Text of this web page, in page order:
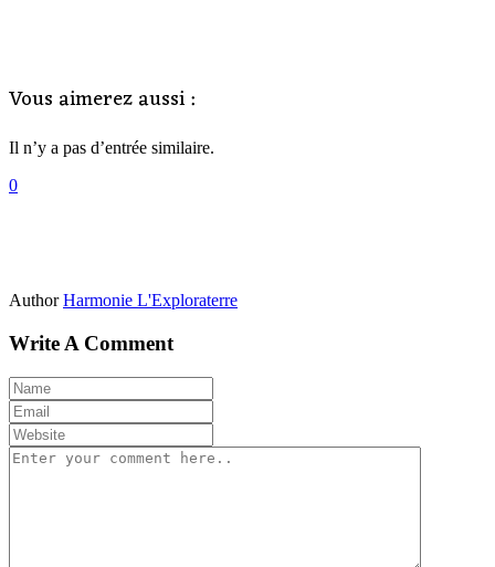
Vous aimerez aussi :
Il n’y a pas d’entrée similaire.
0
Author Harmonie L'Exploraterre
Write A Comment